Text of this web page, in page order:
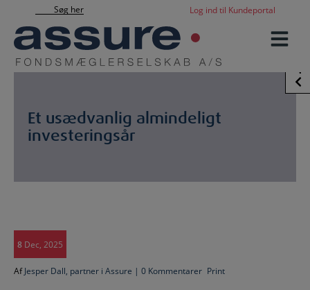
indholdet
Søg her Log ind til Kundeportal
Et usædvanlig almindeligt
investeringsår
8 Dec, 2025
AfJesper Dall, partner i Assure | 0 Kommentarer Print